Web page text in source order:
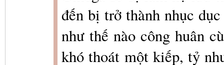
đến bị trở thành nhục
như thế nào công huân
khó thoát một kiếp, tỷ